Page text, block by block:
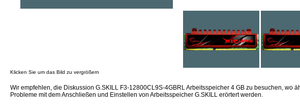
Klicken Sie um das Bild zu vergrößern
Wir empfehlen, die Diskussion G.SKILL F3-12800CL9S-4GBRL Arbeitsspeicher 4 GB zu besuchen, wo
Probleme mit dem Anschließen und Einstellen von Arbeitsspeicher G.SKILL erörtert werden.